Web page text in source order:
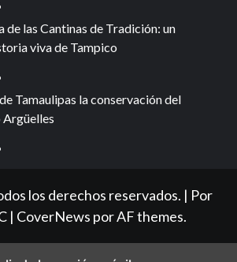
de las Cantinas de Tradición: un
viva de Tampico
Tamaulipas la conservación del
los derechos reservados. | Por
| CoverNews por AF themes.